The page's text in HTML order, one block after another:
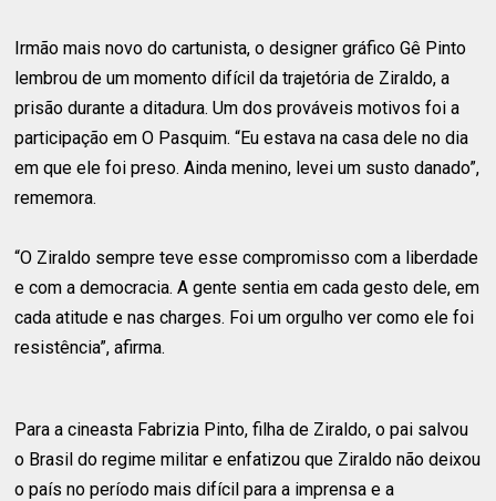
Irmão mais novo do cartunista, o designer gráfico Gê Pinto
lembrou de um momento difícil da trajetória de Ziraldo, a
prisão durante a ditadura. Um dos prováveis motivos foi a
participação em O Pasquim. “Eu estava na casa dele no dia
em que ele foi preso. Ainda menino, levei um susto danado”,
rememora.
“O Ziraldo sempre teve esse compromisso com a liberdade
e com a democracia. A gente sentia em cada gesto dele, em
cada atitude e nas charges. Foi um orgulho ver como ele foi
resistência”, afirma.
Para a cineasta Fabrizia Pinto, filha de Ziraldo, o pai salvou
o Brasil do regime militar e enfatizou que Ziraldo não deixou
o país no período mais difícil para a imprensa e a